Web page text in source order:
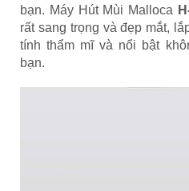
bạn. Máy Hút Mùi Malloca
rất sang trọng và đẹp mắt,
tính thẩm mĩ và nổi bật
bạn.